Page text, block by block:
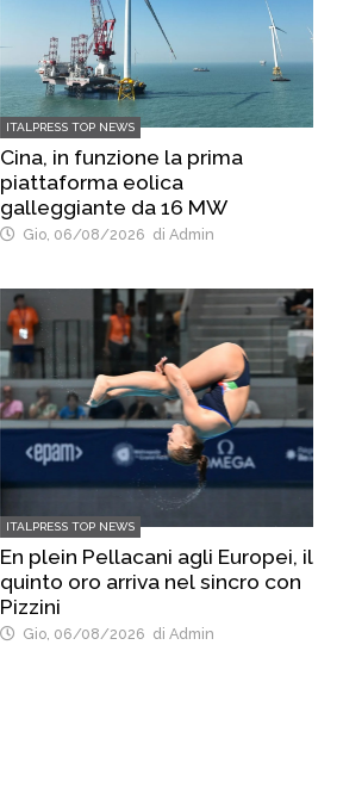
ITALPRESS TOP NEWS
Cina, in funzione la prima
piattaforma eolica
galleggiante da 16 MW
Gio, 06/08/2026 di Admin
ITALPRESS TOP NEWS
En plein Pellacani agli Europei, il
quinto oro arriva nel sincro con
Pizzini
Gio, 06/08/2026 di Admin